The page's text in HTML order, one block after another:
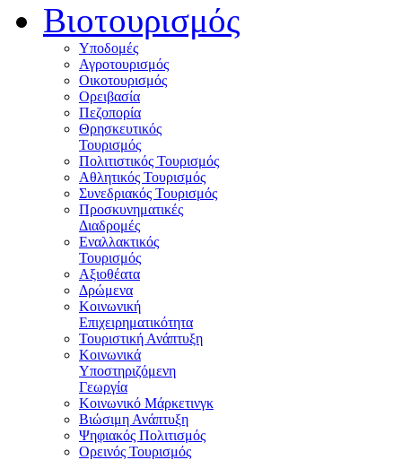
Βιοτουρισμός
Υποδομές
Αγροτουρισμός
Οικοτουρισμός
Ορειβασία
Πεζοπορία
Θρησκευτικός
Τουρισμός
Πολιτιστικός Τουρισμός
Αθλητικός Τουρισμός
Συνεδριακός Τουρισμός
Προσκυνηματικές
Διαδρομές
Εναλλακτικός
Τουρισμός
Αξιοθέατα
Δρώμενα
Κοινωνική
Επιχειρηματικότητα
Τουριστική Ανάπτυξη
Κοινωνικά
Υποστηριζόμενη
Γεωργία
Κοινωνικό Μάρκετινγκ
Βιώσιμη Ανάπτυξη
Ψηφιακός Πολιτισμός
Ορεινός Τουρισμός